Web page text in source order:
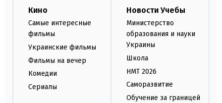
Кино
Самые интересные
фильмы
Украинские фильмы
Фильмы на вечер
Комедии
Сериалы
Новости Учебы
Министерство
образования и науки
Украины
Школа
НМТ 2026
Саморазвитие
Обучение за границей